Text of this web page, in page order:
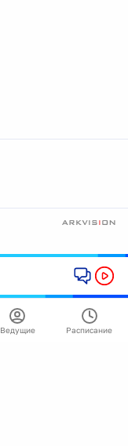
Ведущие Расписание